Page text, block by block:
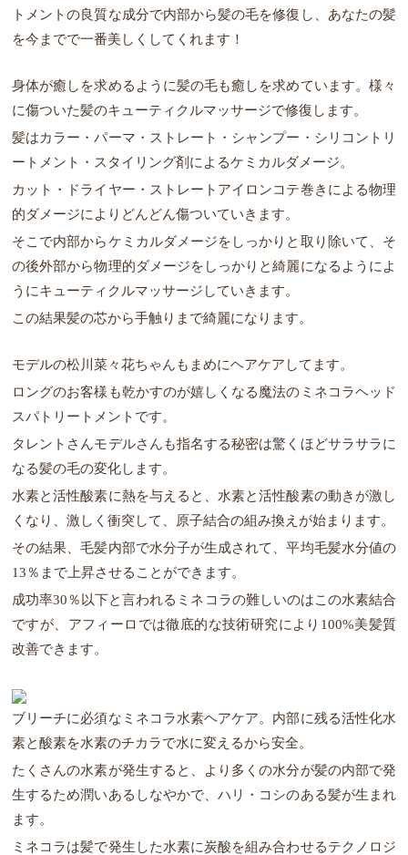
トメントの良質な成分で内部から髪の毛を修復し、あなたの髪
を今までで一番美しくしてくれます！
身体が癒しを求めるように髪の毛も癒しを求めています。様々
に傷ついた髪のキューティクルマッサージで修復します。
髪はカラー・パーマ・ストレート・シャンプー・シリコントリ
ートメント・スタイリング剤によるケミカルダメージ。
カット・ドライヤー・ストレートアイロンコテ巻きによる物理
的ダメージによりどんどん傷ついていきます。
そこで内部からケミカルダメージをしっかりと取り除いて、そ
の後外部から物理的ダメージをしっかりと綺麗になるようによ
うにキューティクルマッサージしていきます。
この結果髪の芯から手触りまで綺麗になります。
モデルの松川菜々花ちゃんもまめにヘアケアしてます。
ロングのお客様も乾かすのが嬉しくなる魔法のミネコラヘッド
スパトリートメントです。
タレントさんモデルさんも指名する秘密は驚くほどサラサラに
なる髪の毛の変化します。
水素と活性酸素に熱を与えると、水素と活性酸素の動きが激し
くなり、激しく衝突して、原子結合の組み換えが始まります。
その結果、毛髪内部で水分子が生成されて、平均毛髪水分値の
13％まで上昇させることができます。
成功率30％以下と言われるミネコラの難しいのはこの水素結合
ですが、アフィーロでは徹底的な技術研究により100%美髪質
改善できます。
ブリーチに必須なミネコラ水素ヘアケア。内部に残る活性化水
素と酸素を水素のチカラで水に変えるから安全。
たくさんの水素が発生すると、より多くの水分が髪の内部で発
生するため潤いあるしなやかで、ハリ・コシのある髪が生まれ
ます。
ミネコラは髪で発生した水素に炭酸を組み合わせるテクノロジ